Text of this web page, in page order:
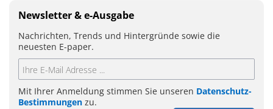
Newsletter & e-Ausgabe
Nachrichten, Trends und Hintergründe sowie die
neuesten E-paper.
Mit Ihrer Anmeldung stimmen Sie unseren Datenschutz-
Bestimmungen zu.